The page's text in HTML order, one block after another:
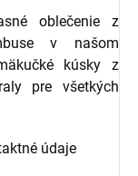
oblečenie z
v našom
kúsky z
pre všetkých
údaje